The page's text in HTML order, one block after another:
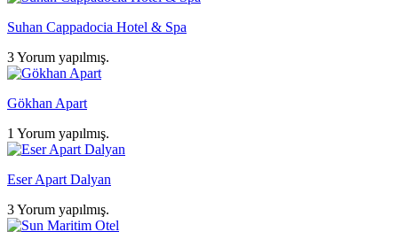
Suhan Cappadocia Hotel & Spa
3 Yorum yapılmış.
Gökhan Apart
1 Yorum yapılmış.
Eser Apart Dalyan
3 Yorum yapılmış.